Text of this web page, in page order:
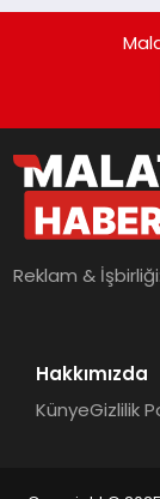
Reklam &
Hakkımızda
KünyeGizlilik